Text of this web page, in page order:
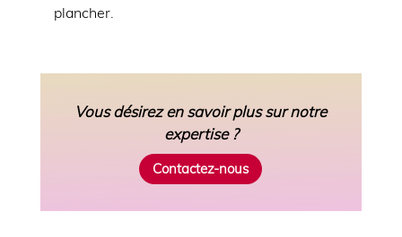
plancher.
Vous désirez en savoir plus sur notre
expertise ?
Contactez-nous